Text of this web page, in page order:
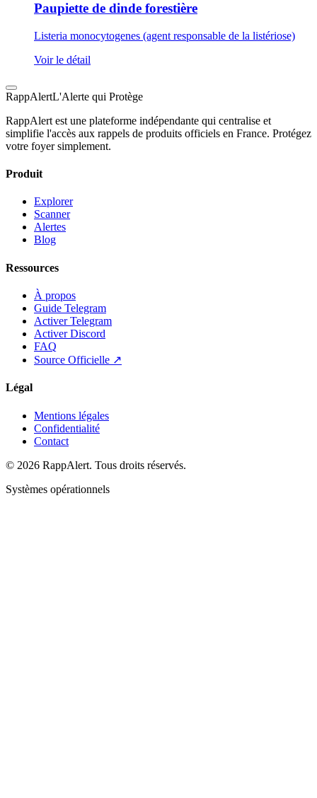
Paupiette de dinde forestière
Listeria monocytogenes (agent responsable de la listériose)
Voir le détail
RappAlertL'Alerte qui Protège
RappAlert est une plateforme indépendante qui centralise et
simplifie l'accès aux rappels de produits officiels en France. Protégez
votre foyer simplement.
Produit
Explorer
Scanner
Alertes
Blog
Ressources
À propos
Guide Telegram
Activer Telegram
Activer Discord
FAQ
Source Officielle ↗
Légal
Mentions légales
Confidentialité
Contact
© 2026 RappAlert. Tous droits réservés.
Systèmes opérationnels